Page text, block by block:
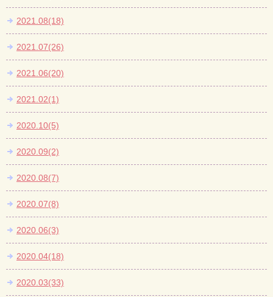
2021.08(18)
2021.07(26)
2021.06(20)
2021.02(1)
2020.10(5)
2020.09(2)
2020.08(7)
2020.07(8)
2020.06(3)
2020.04(18)
2020.03(33)